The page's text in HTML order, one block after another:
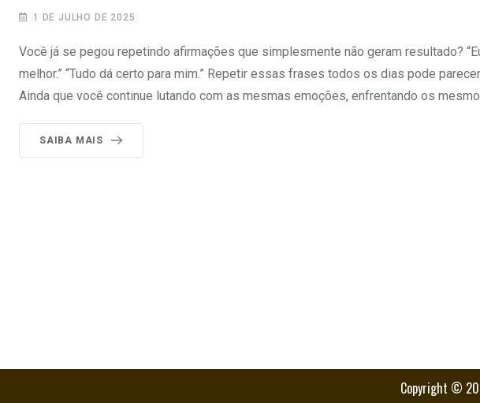
1 DE JULHO DE 2025
Você já se pegou repetindo afirmações que simplesmente não geram resultado?
melhor.” “Tudo dá certo para mim.” Repetir essas frases todos os dias pode
Ainda que você continue lutando com as mesmas emoções, enfrentando os
SAIBA MAIS
Copyright ©